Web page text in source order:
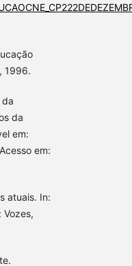
1996.
da
da
em:
em:
atuais. In:
Vozes,